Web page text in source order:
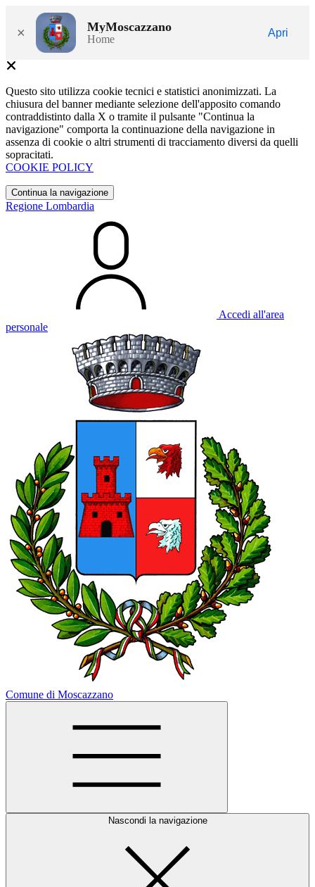
× MyMoscazzano
Home
Apri
Questo sito utilizza cookie tecnici e statistici anonimizzati. La
chiusura del banner mediante selezione dell'apposito comando
contraddistinto dalla X o tramite il pulsante "Continua la
navigazione" comporta la continuazione della navigazione in
assenza di cookie o altri strumenti di tracciamento diversi da quelli
sopracitati.
COOKIE POLICY
Continua la navigazione
Regione Lombardia
Accedi all'area
personale
Comune di Moscazzano
Nascondi la navigazione